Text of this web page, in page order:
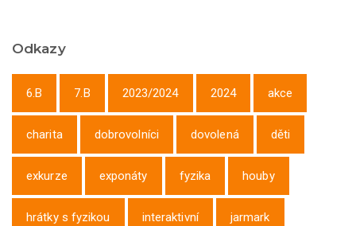
Odkazy
6.B 7.B 2023/2024 2024 akce
charita dobrovolníci dovolená děti
exkurze exponáty fyzika houby
hrátky s fyzikou interaktivní jarmark